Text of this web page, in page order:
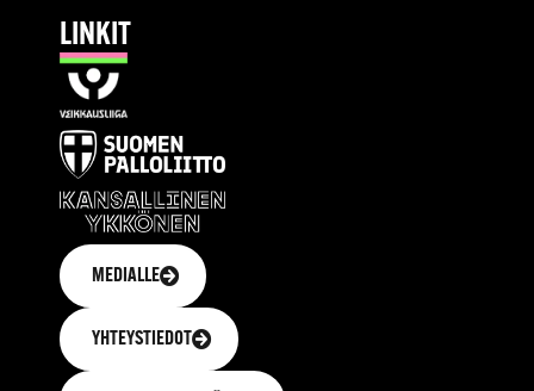
LINKIT
MEDIALLE
YHTEYSTIEDOT